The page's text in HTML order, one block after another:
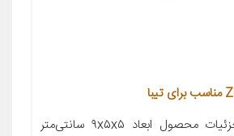
معرفی محصول جزئیات محصول ابعاد ۹x۵x۵ سانتی‌متر